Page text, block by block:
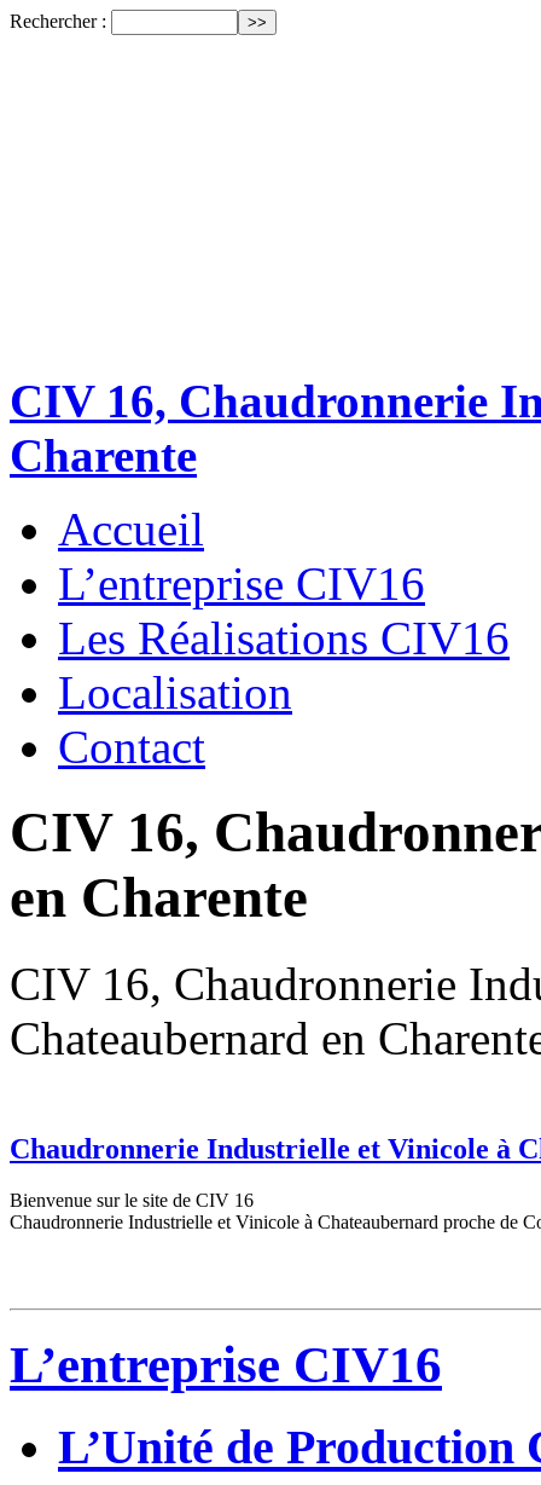
Rechercher :
CIV 16, Chaudronnerie
Charente
Accueil
L’entreprise CIV16
Les Réalisations CIV16
Localisation
Contact
CIV 16,
en Charente
CIV 16, Chaudronnerie
Chateaubernard en
Chaudronnerie Industrielle et Vinicole à
Bienvenue sur le site de CIV 16
Chaudronnerie Industrielle et Vinicole à Chateaubernard proche de
L’entreprise CIV16
L’Unité de Production